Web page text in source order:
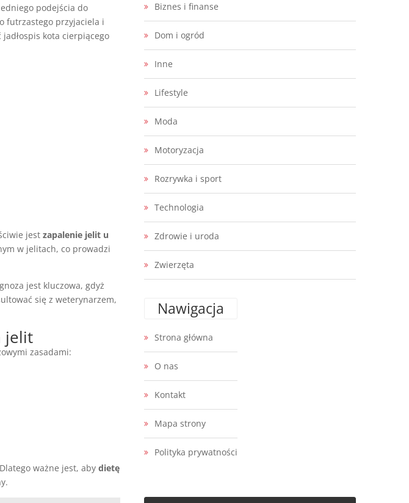
podejścia do
futrzastego przyjaciela i
kota cierpiącego
jest zapalenie jelit u
w jelitach, co prowadzi
jest kluczowa, gdyż
się z weterynarzem,
jelit
zasadami:
ważne jest, aby dietę
Biznes i finanse
Dom i ogród
Inne
Lifestyle
Moda
Motoryzacja
Rozrywka i sport
Technologia
Zdrowie i uroda
Zwierzęta
Nawigacja
Strona główna
O nas
Kontakt
Mapa strony
Polityka prywatności